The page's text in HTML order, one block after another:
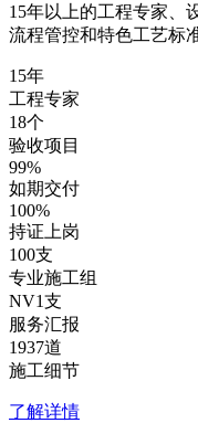
15年以上的工程专家、
流程管控和特色工艺标准
15年
工程专家
18个
验收项目
99%
如期交付
100%
持证上岗
100支
专业施工组
NV1支
服务汇报
1937道
施工细节
了解详情